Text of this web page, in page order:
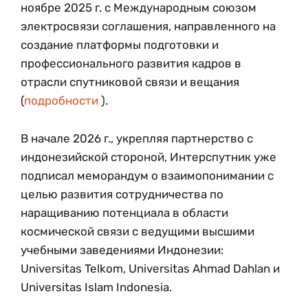
ноябре 2025 г. с Международным союзом
электросвязи соглашения, направленного на
создание платформы подготовки и
профессионального развития кадров в
отрасли спутниковой связи и вещания
(подробности ).
В начале 2026 г., укрепляя партнерство с
индонезийской стороной, Интерспутник уже
подписал меморандум о взаимопонимании с
целью развития сотрудничества по
наращиванию потенциала в области
космической связи с ведущими высшими
учебными заведениями Индонезии:
Universitas Telkom, Universitas Ahmad Dahlan и
Universitas Islam Indonesia.